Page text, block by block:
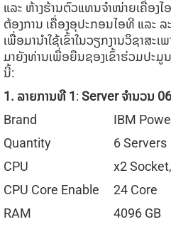
ແລະ ຫ້າງຮ້ານຕົວແທນຈຳໜ່າຍເຄື່ອງ
ຕ້ອງການ ເຄື່ອງອຸປະກອນໄອທີ ແລະ
ເພື່ອມານຳໃຊ້ເຂົ້າໃນວຽກງານວິຊາສະເ
ມາຍັງທ່ານເພື່ອຍືນຊອງເຂົ້າຮ່ວມປະມູ
ນີ້:
1. ລາຍການທີ 1 : Serverຈໍານວນ 06
Brand
IBM
Quantity
6 Servers
CPU
x2
CPU Core Enable
24 Core
RAM
4096 GB